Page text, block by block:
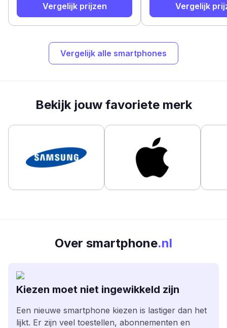
Vergelijk prijzen Vergelijk
Vergelijk alle smartphones
Bekijk jouw favoriete merk
Over smartphone.nl
Kiezen moet niet ingewikkeld zijn
Een nieuwe smartphone kiezen is lastiger dan het
lijkt. Er zijn veel toestellen, abonnementen en